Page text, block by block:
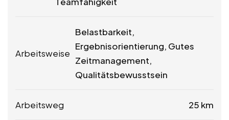
Arbeitsweise
Belastbarkeit,
Ergebnisorientierung, Gutes
Zeitmanagement,
Qualitätsbewusstsein
Arbeitsweg 25 km